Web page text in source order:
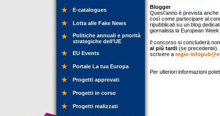
E-catalogues
Lotta alle Fake News
Politiche annuali e priorità
strategiche dell’UE
EU Events
Portale La tua Europa
Progetti approvati
Progetti in corso
Progetti realizzati
Blogger
Quest'anno è prevista anche
così come partecipare al
ripubblicati su un blog
giornalista la European
Il concorso si concluderà
al più tardi (se precedente).
scrivere a regio-
Per ulteriori informazioni